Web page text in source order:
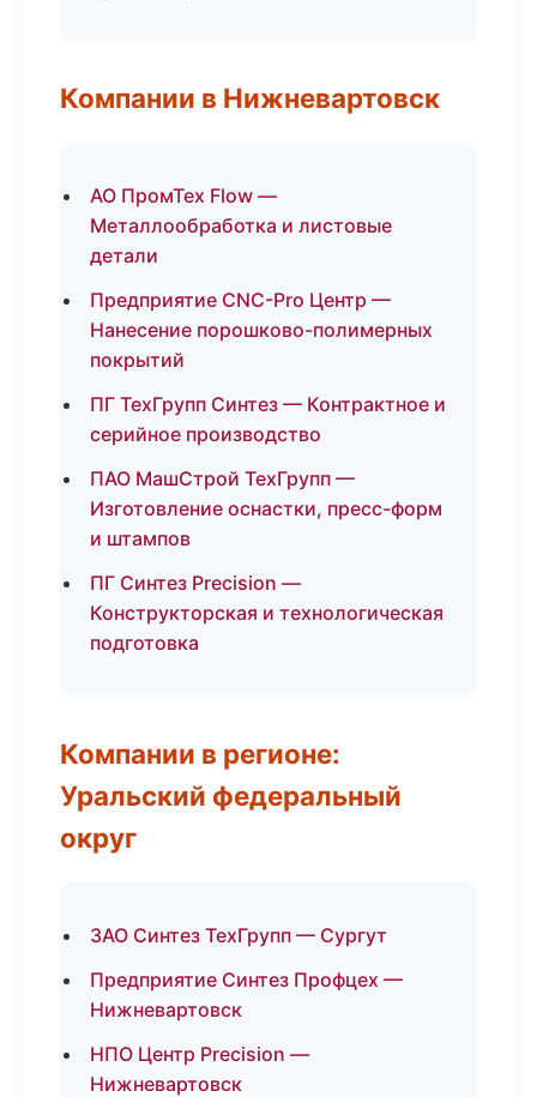
Компании в Нижневартовск
АО ПромТех Flow —
Металлообработка и листовые
детали
Предприятие CNC-Pro Центр —
Нанесение порошково-полимерных
покрытий
ПГ ТехГрупп Синтез — Контрактное и
серийное производство
ПАО МашСтрой ТехГрупп —
Изготовление оснастки, пресс-форм
и штампов
ПГ Синтез Precision —
Конструкторская и технологическая
подготовка
Компании в регионе:
Уральский федеральный
округ
ЗАО Синтез ТехГрупп — Сургут
Предприятие Синтез Профцех —
Нижневартовск
НПО Центр Precision —
Нижневартовск